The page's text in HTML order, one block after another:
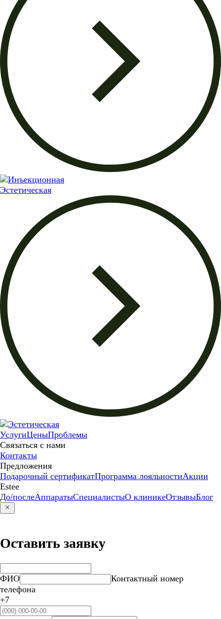
Эстетическая
УслугиЦеныПроблемы
Связаться с нами
Контакты
Предложения
Подарочный сертификатПрограмма лояльностиАкции
Estee
До/послеАппаратыСпециалистыО клиникеОтзывыБлог
Оставить заявку
ФИО
Контактный номер
телефона
+7